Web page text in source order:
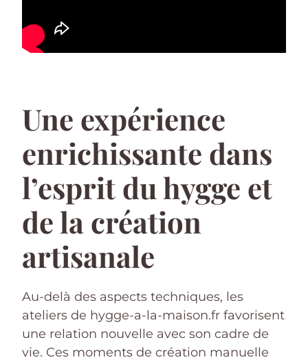
Une expérience
enrichissante dans
l’esprit du hygge et
de la création
artisanale
Au-delà des aspects techniques, les
ateliers de hygge-a-la-maison.fr favorisent
une relation nouvelle avec son cadre de
vie. Ces moments de création manuelle